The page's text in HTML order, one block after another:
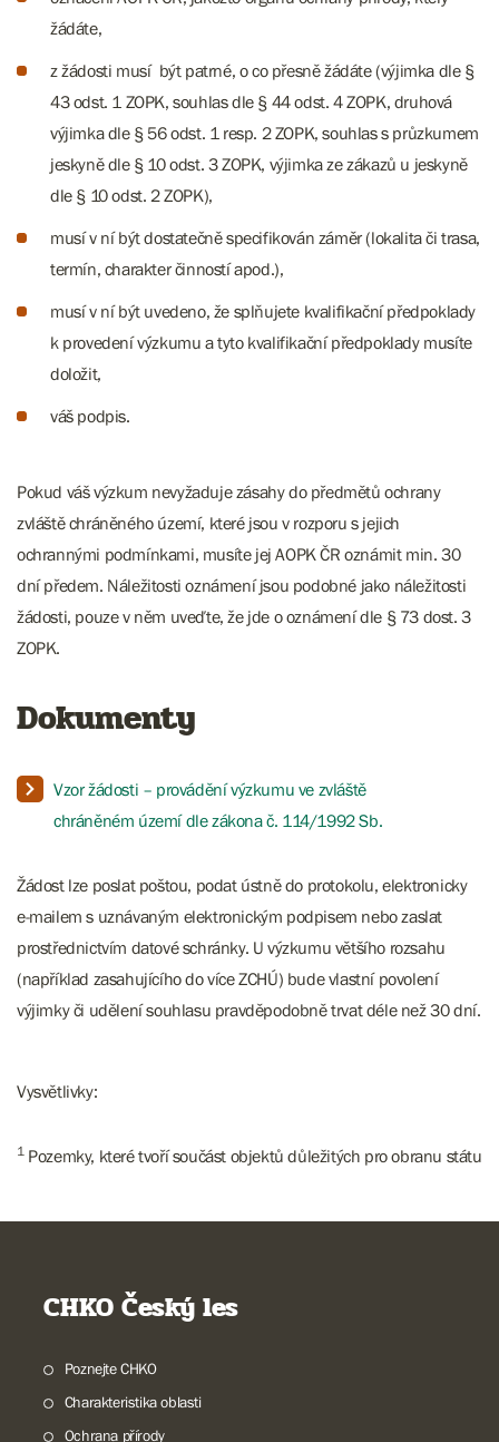
žádáte,
z žádosti musí být patrné, o co přesně žádáte (výjimka dle §
43 odst. 1 ZOPK, souhlas dle § 44 odst. 4 ZOPK, druhová
výjimka dle § 56 odst. 1 resp. 2 ZOPK, souhlas s průzkumem
jeskyně dle § 10 odst. 3 ZOPK, výjimka ze zákazů u jeskyně
dle § 10 odst. 2 ZOPK),
musí v ní být dostatečně specifikován záměr (lokalita či trasa,
termín, charakter činností apod.),
musí v ní být uvedeno, že splňujete kvalifikační předpoklady
k provedení výzkumu a tyto kvalifikační předpoklady musíte
doložit,
váš podpis.
Pokud váš výzkum nevyžaduje zásahy do předmětů ochrany
zvláště chráněného území, které jsou v rozporu s jejich
ochrannými podmínkami, musíte jej AOPK ČR oznámit min. 30
dní předem. Náležitosti oznámení jsou podobné jako náležitosti
žádosti, pouze v něm uveďte, že jde o oznámení dle § 73 dost. 3
ZOPK.
Dokumenty
Vzor žádosti – provádění výzkumu ve zvláště
chráněném území dle zákona č. 114/1992 Sb.
Žádost lze poslat poštou, podat ústně do protokolu, elektronicky
e-mailem s uznávaným elektronickým podpisem nebo zaslat
prostřednictvím datové schránky. U výzkumu většího rozsahu
(například zasahujícího do více ZCHÚ) bude vlastní povolení
výjimky či udělení souhlasu pravděpodobně trvat déle než 30 dní.
Vysvětlivky:
1Pozemky, které tvoří součást objektů důležitých pro obranu státu
CHKO Český les
Poznejte CHKO
Charakteristika oblasti
Ochrana přírody